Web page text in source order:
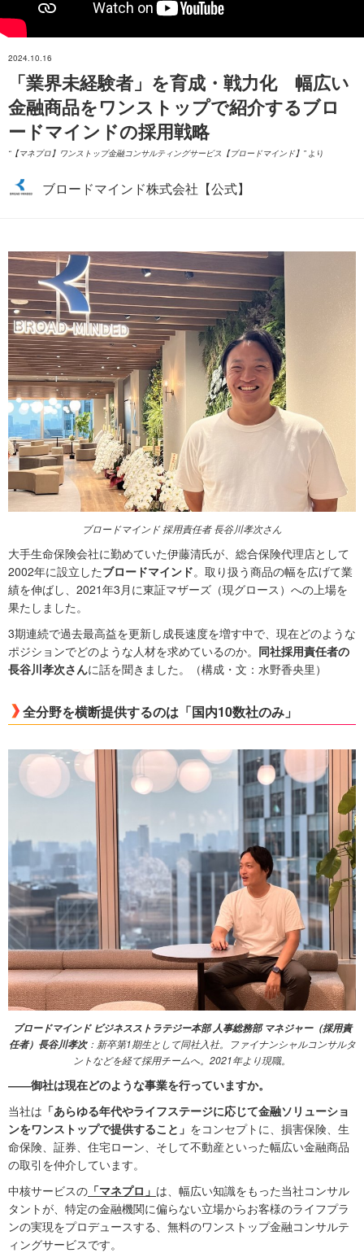
ニア
「業界未経験者」を育成・戦力化 幅広い
金融商品をワンストップで紹介するブロ
ードマインドの採用戦略
【マネプロ】ワンストップ金融コンサルティングサービス【ブロードマインド】 より
2024.10.16
ブロードマインド株式会社【公式】
ブロードマインド 採用責任者 長谷川孝次さん
大手生命保険会社に勤めていた伊藤清氏が、総合保険代理店として
2002年に設立したブロードマインド。取り扱う商品の幅を広げて業
績を伸ばし、2021年3月に東証マザーズ（現グロース）への上場を
果たしました。
3期連続で過去最高益を更新し成長速度を増す中で、現在どのような
ポジションでどのような人材を求めているのか。 同社採用責任者の
長谷川孝次さんに話を聞きました。（構成・文：水野香央里）
全分野を横断提供するのは「国内10数社のみ」
ブロードマインド ビジネスストラテジー本部 人事総務部 マネジャー（採用責
任者）長谷川孝次：新卒第1期生として同社入社。ファイナンシャルコンサルタ
ントなどを経て採用チームへ。2021年より現職。
――御社は現在どのような事業を行っていますか。
当社は 「あらゆる年代やライフステージに応じて金融ソリューショ
ンをワンストップで提供すること」 をコンセプトに、損害保険、生
命保険、証券、住宅ローン、そして不動産といった幅広い金融商品
の取引を仲介しています。
中核サービスの 「マネプロ」 は、幅広い知識をもった当社コンサル
タントが、特定の金融機関に偏らない立場からお客様のライフプラ
ンの実現をプロデュースする、無料のワンストップ金融コンサルテ
ィングサービスです。